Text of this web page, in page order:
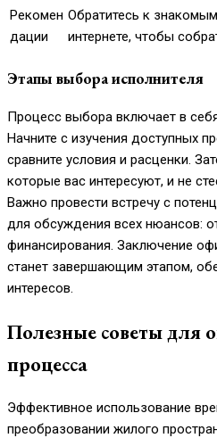
Рекомен
дации
Обратитесь к
интернете, чтобы
Этапы выбора исполнителя
Процесс выбора включает в
Начните с изучения доступных
сравните условия и расценки.
которые вас интересуют, и не
Важно провести встречу с
для обсуждения всех нюансов:
финансирования. Заключение
станет завершающим этапом,
интересов.
Полезные советы для
процесса
Эффективное использование
преобразовании жилого